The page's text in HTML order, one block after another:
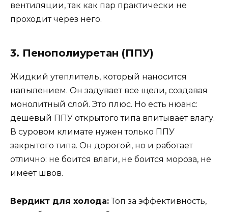
вентиляции, так как пар практически не
проходит через него.
3. Пенополиуретан (ППУ)
Жидкий утеплитель, который наносится
напылением. Он задувает все щели, создавая
монолитный слой. Это плюс. Но есть нюанс:
дешевый ППУ открытого типа впитывает влагу.
В суровом климате нужен только ППУ
закрытого типа. Он дорогой, но и работает
отлично: не боится влаги, не боится мороза, не
имеет швов.
Вердикт для холода:Топ за эффективность,